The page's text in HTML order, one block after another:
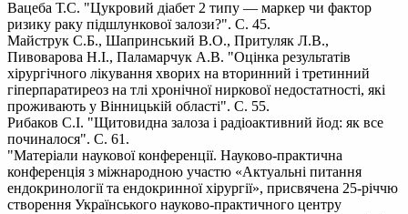
Вацеба Т.С. "Цукровий діабет 2 типу — маркер чи фактор
ризику раку підшлункової залози?". С. 45.
Майструк С.Б., Шапринський В.О., Притуляк Л.В.,
Пивоварова Н.І., Паламарчук А.В. "Оцінка результатів
хірургічного лікування хворих на вторинний і третинний
гіперпаратиреоз на тлі хронічної ниркової недостатності, які
проживають у Вінницькій області". С. 55.
Рибаков С.І. "Щитовидна залоза і радіоактивний йод: як все
починалося". С. 61.
"Матеріали наукової конференції. Науково-практична
конференція з міжнародною участю «Актуальні питання
ендокринології та ендокринної хірургії», присвячена 25-річчю
створення Українського науково-практичного центру